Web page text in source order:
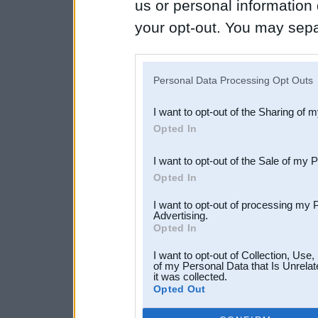
us or personal
your opt-out. You may
Downstream Participants
third parties.
Personal Data Processing Opt Outs
I want to opt-out of the Sharing of
Opted In
I want to opt-out of the Sale of my
Opted In
I want to opt-out of processing my
Advertising.
Opted In
I want to opt-out of Collection,
of my Personal Data that Is
it was collected.
Opted Out